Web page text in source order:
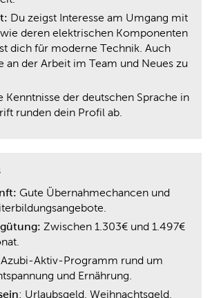
Du zeigst Interesse am Umgang mit
deren elektrischen Komponenten
dich für moderne Technik. Auch
an der Arbeit im Team und Neues zu
Kenntnisse der deutschen Sprache in
runden dein Profil ab.
Gute Übernahmechancen und
Zwischen 1.303€ und 1.497€
Azubi-Aktiv-Programm rund um
und Ernährung.
: Urlaubsgeld, Weihnachtsgeld,